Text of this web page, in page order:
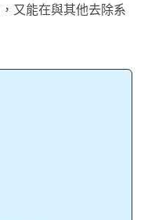
又能在與其他去除系